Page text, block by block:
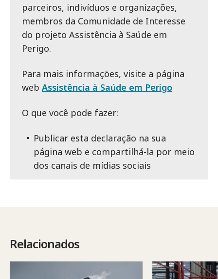
parceiros, indivíduos e organizações,
membros da Comunidade de Interesse
do projeto Assistência à Saúde em
Perigo.
Para mais informações, visite a página
web Assistência à Saúde em Perigo
O que você pode fazer:
Publicar esta declaração na sua
página web e compartilhá-la por meio
dos canais de mídias sociais
Relacionados